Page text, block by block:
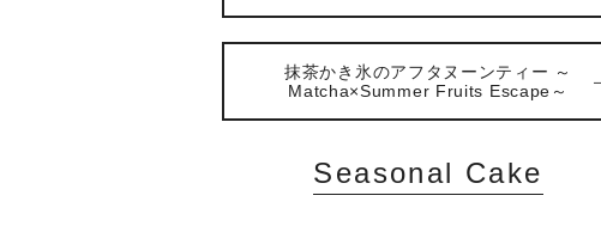
抹茶かき氷のアフタヌーンティー ～
Matcha×Summer Fruits Escape～
Seasonal Cake